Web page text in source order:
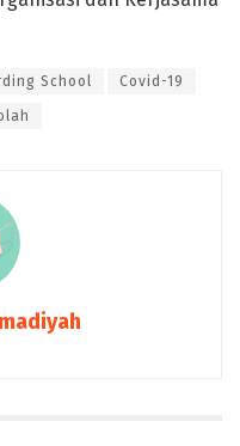
School Covid-19